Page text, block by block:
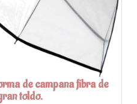
de campana fibra de
toldo.